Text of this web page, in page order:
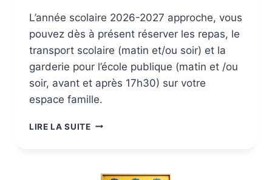
L’année scolaire 2026-2027 approche, vous
pouvez dès à présent réserver les repas, le
transport scolaire (matin et/ou soir) et la
garderie pour l’école publique (matin et /ou
soir, avant et après 17h30) sur votre
espace famille.
LIRE LA SUITE